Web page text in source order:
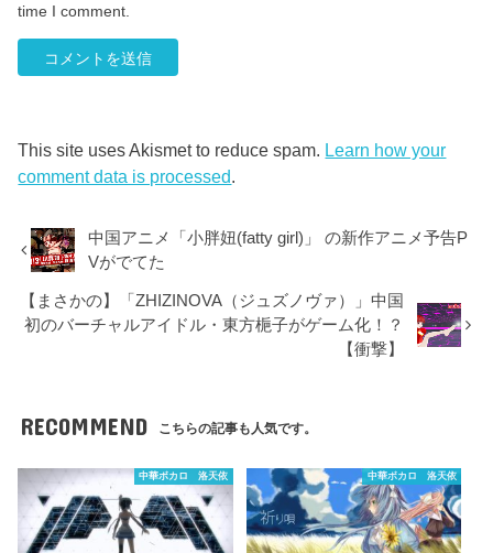
time I comment.
This site uses Akismet to reduce spam. Learn how your
comment data is processed.
中国アニメ「小胖妞(fatty girl)」 の新作アニメ予告P
Vがでてた
【まさかの】「ZHIZINOVA（ジュズノヴァ）」中国
初のバーチャルアイドル・東方梔子がゲーム化！？
【衝撃】
RECOMMEND こちらの記事も人気です。
中華ボカロ 洛天依 中華ボカロ 洛天依